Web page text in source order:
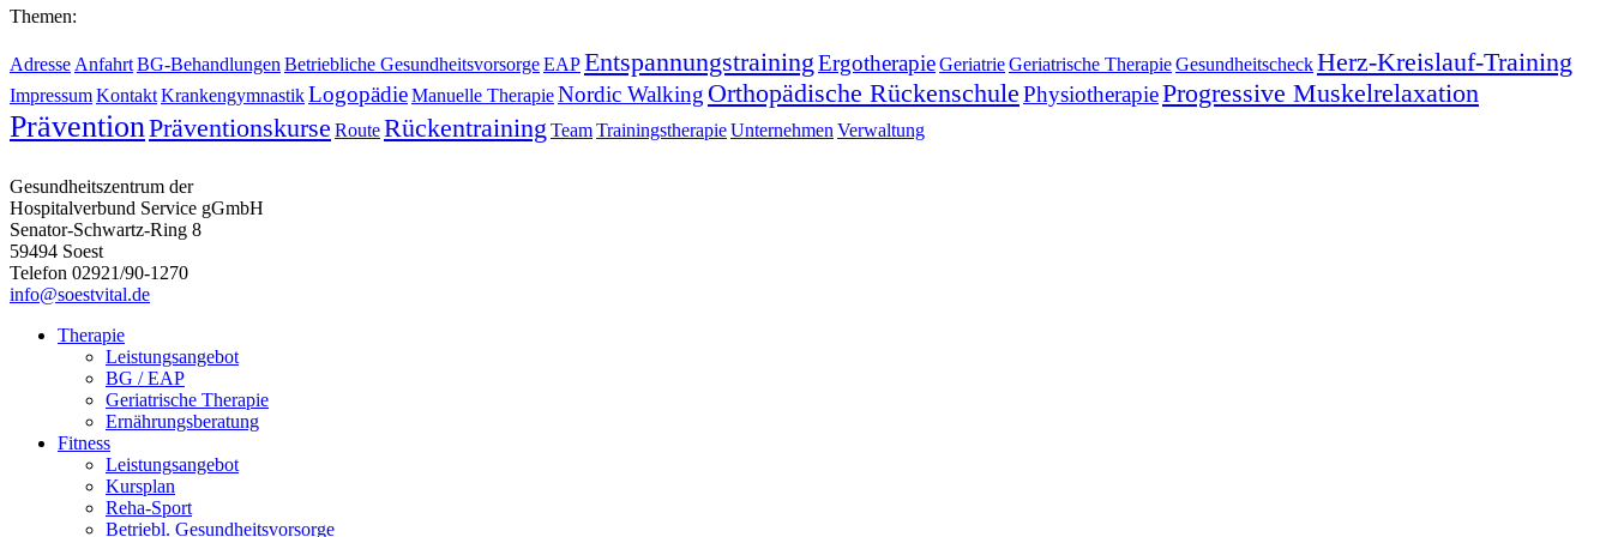
Themen:
Adresse AnfahrtBG-Behandlungen Betriebliche GesundheitsvorsorgeEAPEntspannungstrainingErgotherapieGeriatrieGeriatrische TherapieGesundheitscheckHerz-Kreislauf-Training
ImpressumKontaktKrankengymnastikLogopädieManuelle TherapieNordic Walking Orthopädische RückenschulePhysiotherapieProgressive Muskelrelaxation
PräventionPräventionskurse RouteRückentraining TeamTrainingstherapieUnternehmen Verwaltung
Gesundheitszentrum der
Hospitalverbund Service gGmbH
Senator-Schwartz-Ring 8
59494 Soest
Telefon 02921/90-1270
info@soestvital.de
Therapie
Leistungsangebot
BG / EAP
Geriatrische Therapie
Ernährungsberatung
Fitness
Leistungsangebot
Kursplan
Reha-Sport
Betriebl. Gesundheitsvorsorge